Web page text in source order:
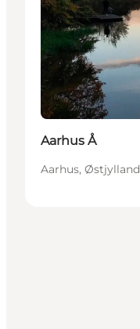
Aarhus Å
Aarhus, Østjylland